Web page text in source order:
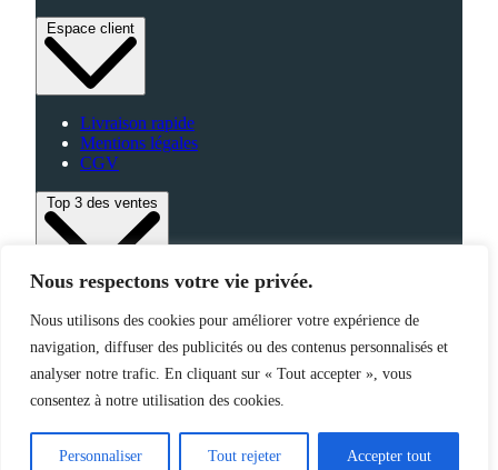
Nous respectons votre vie privée.
Nous utilisons des cookies pour améliorer votre expérience de
navigation, diffuser des publicités ou des contenus personnalisés et
analyser notre trafic. En cliquant sur « Tout accepter », vous
consentez à notre utilisation des cookies.
Personnaliser Tout rejeter Accepter tout
Espace client
Livraison rapide
Mentions légales
CGV
Top 3 des ventes
High-Tech
Fabriqué en France
©2025 Jemapub – Tous droits réservés